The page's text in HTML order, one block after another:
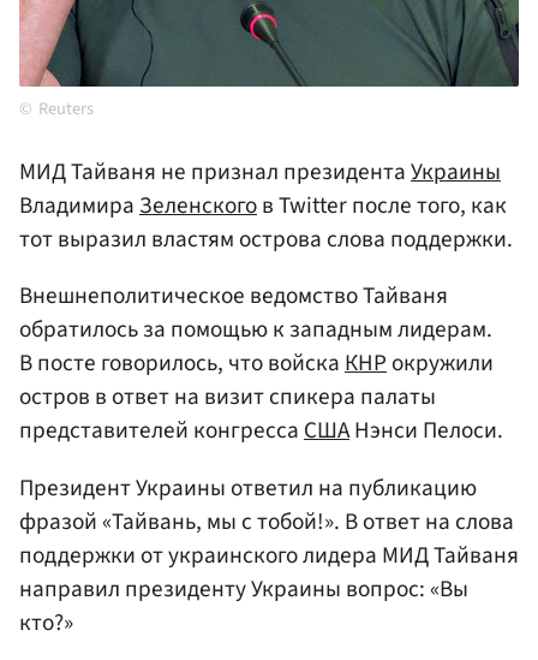
Reuters
МИД Тайваня не признал президентаУкраины
ВладимираЗеленскогов Twitter после того, как
тот выразил властям острова слова поддержки.
Внешнеполитическое ведомство Тайваня
обратилось за помощью к западным лидерам.
В посте говорилось, что войскаКНРокружили
остров в ответ на визит спикера палаты
представителей конгрессаСШАНэнси Пелоси.
Президент Украины ответил на публикацию
фразой «Тайвань, мы с тобой!». В ответ на слова
поддержки от украинского лидера МИД Тайваня
направил президенту Украины вопрос: «Вы
кто?»